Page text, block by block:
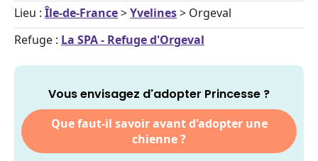
Lieu : Île-de-France>Yvelines> Orgeval
Refuge : La SPA - Refuge d'Orgeval
Vous envisagez d'adopter Princesse ?
Que faut-il savoir avant d'adopter une
chienne ?